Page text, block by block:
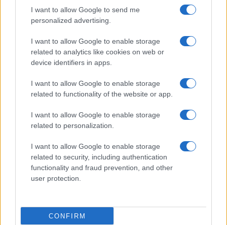
I want to allow Google to send me
personalized advertising.
I want to allow Google to enable storage
related to analytics like cookies on web or
device identifiers in apps.
I want to allow Google to enable storage
related to functionality of the website or app.
I want to allow Google to enable storage
related to personalization.
I want to allow Google to enable storage
related to security, including authentication
functionality and fraud prevention, and other
user protection.
CONFIRM
Matteo Pellegrino · 6 Ago 2026
Come riconoscere e risolvere i problemi della lavanda
nel tuo giardino
LIFESTYLE